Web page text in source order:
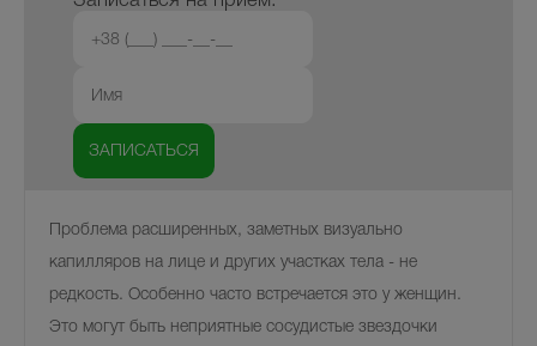
Проблема расширенных, заметных визуально
капилляров на лице и других участках тела - не
редкость. Особенно часто встречается это у женщин.
Это могут быть неприятные сосудистые звездочки